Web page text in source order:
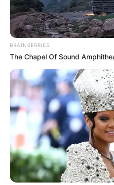
BRAINBERRIES
The Chapel Of Sound